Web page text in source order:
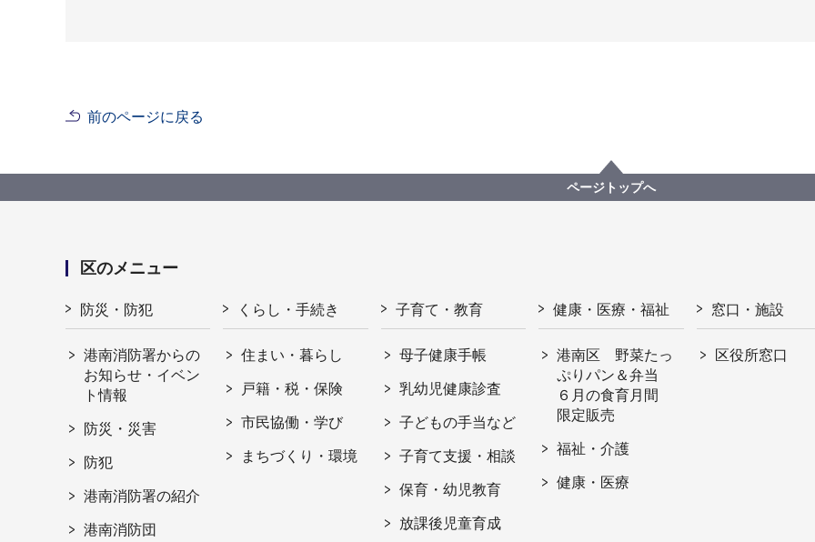
前のページに戻る
ページトップへ
区のメニュー
防災・防犯
港南消防署からの
お知らせ・イベン
ト情報
防災・災害
防犯
港南消防署の紹介
港南消防団
くらし・手続き
住まい・暮らし
戸籍・税・保険
市民協働・学び
まちづくり・環境
子育て・教育
母子健康手帳
乳幼児健康診査
子どもの手当など
子育て支援・相談
保育・幼児教育
放課後児童育成
健康・医療・福祉
港南区 野菜たっ
ぷりパン＆弁当
６月の食育月間
限定販売
福祉・介護
健康・医療
窓口・施設
区役所窓口